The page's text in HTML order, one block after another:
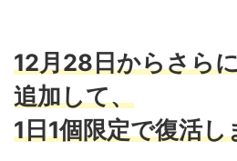
12月28日からさら
追加して、
1日1個限定で復活し